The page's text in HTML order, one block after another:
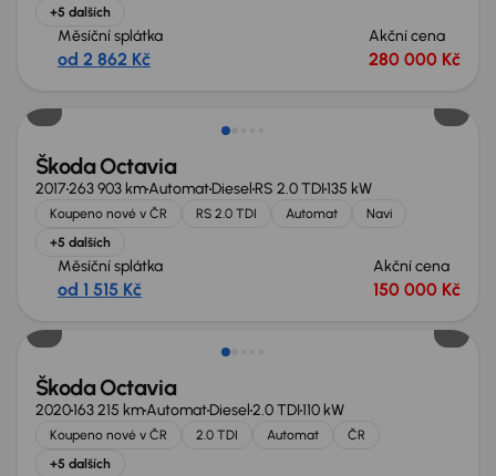
+5 dalších
Měsíční splátka
od 2 862 Kč
Akční cena
280 000 Kč
Škoda Octavia
2017263 903 kmAutomatDiesel RS 2.0 TDI135 kW
Koupeno nové v ČR RS 2.0 TDI Automat
Navi
+5 dalších
Měsíční splátka
od 1 515 Kč
Akční cena
150 000 Kč
Zlevněno o 10 000 Kč
Škoda Octavia
2020163 215 kmAutomatDiesel2.0 TDI110 kW
Koupeno nové v ČR 2.0 TDI Automat
ČR
+5 dalších